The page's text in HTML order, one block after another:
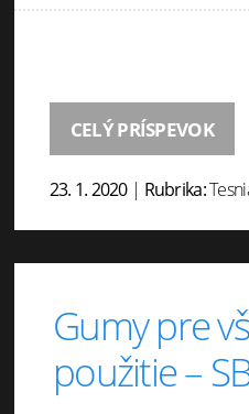
CELÝ PRÍSPEVOK
23. 1. 2020 | Rubrika:
Gumy pre
použitie –